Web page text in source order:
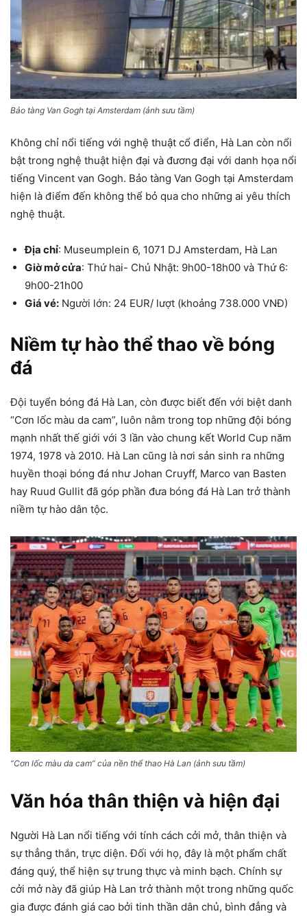
Bảo tàng Van Gogh tại Amsterdam (ảnh sưu tầm)
Không chỉ nổi tiếng với nghệ thuật cổ điển, Hà Lan còn nổi
bật trong nghệ thuật hiện đại và đương đại với danh họa nổi
tiếng Vincent van Gogh. Bảo tàng Van Gogh tại Amsterdam
hiện là điểm đến không thể bỏ qua cho những ai yêu thích
nghệ thuật.
Địa chỉ: Museumplein 6, 1071 DJ Amsterdam, Hà Lan
Giờ mở cửa: Thứ hai- Chủ Nhật: 9h00-18h00 và Thứ 6:
9h00-21h00
Giá vé: Người lớn: 24 EUR/ lượt (khoảng 738.000 VNĐ)
Niềm tự hào thể thao về bóng
đá
Đội tuyển bóng đá Hà Lan, còn được biết đến với biệt danh
“Cơn lốc màu da cam”, luôn nằm trong top những đội bóng
mạnh nhất thế giới với 3 lần vào chung kết World Cup năm
1974, 1978 và 2010. Hà Lan cũng là nơi sản sinh ra những
huyền thoại bóng đá như Johan Cruyff, Marco van Basten
hay Ruud Gullit đã góp phần đưa bóng đá Hà Lan trở thành
niềm tự hào dân tộc.
“Cơn lốc màu da cam” của nền thể thao Hà Lan (ảnh sưu tầm)
Văn hóa thân thiện và hiện đại
Người Hà Lan nổi tiếng với tính cách cởi mở, thân thiện và
sự thẳng thắn, trực diện. Đối với họ, đây là một phẩm chất
đáng quý, thể hiện sự trung thực và minh bạch. Chính sự
cởi mở này đã giúp Hà Lan trở thành một trong những quốc
gia được đánh giá cao bởi tinh thần dân chủ, bình đẳng và